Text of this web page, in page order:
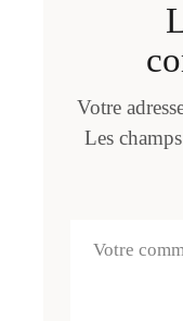
Votre
Les